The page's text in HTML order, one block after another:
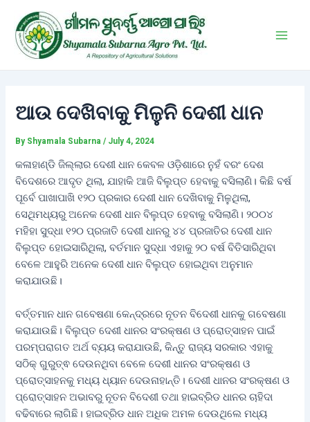
content
ଆଉ ଦେଖିବାକୁ ମିଳୁନି ଦେଶୀ ଧାନ
By Shyamala Subarna/ July 4, 2024
କଳାହାଣ୍ଡି ଜିଲ୍ଲାର ଦେଶୀ ଧାନ କେବଳ ଓଡ଼ିଶାରେ ନୁହଁ ବରଂ ଦେଶ
ବିଦେଶରେ ଆଦୃତ ଥିଲା, ଯାହାକି ଆଜି ବିଲୁପ୍ତ ହେବାକୁ ବସିଲାଣି। କିଛି ବର୍ଷ
ପୂର୍ବେ ପାଖାପାଖି ୧୨୦ ପ୍ରକାର ଦେଶୀ ଧାନ ଦେଖିବାକୁ ମିଳୁଥିଲା,
ସେଥିମଧ୍ୟରୁ ଅନେକ ଦେଶୀ ଧାନ ବିଲୁପ୍ତ ହେବାକୁ ବସିଲାଣି। ୨୦୦୪
ମହିହା ସୁଦ୍ଧା ୧୨୦ ପ୍ରଜାତି ଦେଶୀ ଧାନରୁ ୪୪ ପ୍ରଜାତିର ଦେଶୀ ଧାନ
ବିଲୁପ୍ତ ହୋଇସାରିଥିଲା, ବର୍ତମାନ ସୁଦ୍ଧା ଏହାକୁ ୨୦ ବର୍ଷ ବିତିସାରିଥିବା
ବେଳେ ଆହୁରି ଅନେକ ଦେଶୀ ଧାନ ବିଲୁପ୍ତ ହୋଇଥିବା ଅନୁମାନ
କରାଯାଉଛି।
ବର୍ତ୍ତମାନ ଧାନ ଗବେଷଣା କେନ୍ଦ୍ରରେ ନୂତନ ବିଦେଶୀ ଧାନକୁ ଗବେଷଣା
କରାଯାଉଛି। ବିଲୁପ୍ତ ଦେଶୀ ଧାନର ସଂରକ୍ଷଣ ଓ ପ୍ରୋତ୍ସାହନ ପାଇଁ
ପରମ୍ପରାଗତ ଅର୍ଥ ବ୍ୟୟ କରାଯାଉଛି, କିନ୍ତୁ ରାଜ୍ୟ ସରକାର ଏହାକୁ
ସଠିକ୍ ଗୁରୁତ୍ଵ ଦେଉନଥିବା ବେଳେ ଦେଶୀ ଧାନର ସଂରକ୍ଷଣ ଓ
ପ୍ରୋତ୍ସାହନକୁ ମଧ୍ୟ ଧ୍ୟାନ ଦେଉନାହାନ୍ତି। ଦେଶୀ ଧାନର ସଂରକ୍ଷଣ ଓ
ପ୍ରୋତ୍ସାହନ ଅଭାବରୁ ନୂତନ ବିଦେଶୀ ତଥା ହାଇବ୍ରିଡ ଧାନର ଚାହିଦା
ବଢିବାରେ ଲାଗିଛି। ହାଇବ୍ରିଡ ଧାନ ଅଧିକ ଅମଳ ଦେଉଥିଲେ ମଧ୍ୟ
navigation